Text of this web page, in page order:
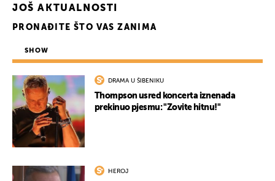
JOŠ AKTUALNOSTI
PRONAĐITE ŠTO VAS ZANIMA
SHOW
DRAMA U ŠIBENIKU
Thompson usred koncerta iznenada
prekinuo pjesmu: "Zovite hitnu!"
HEROJ